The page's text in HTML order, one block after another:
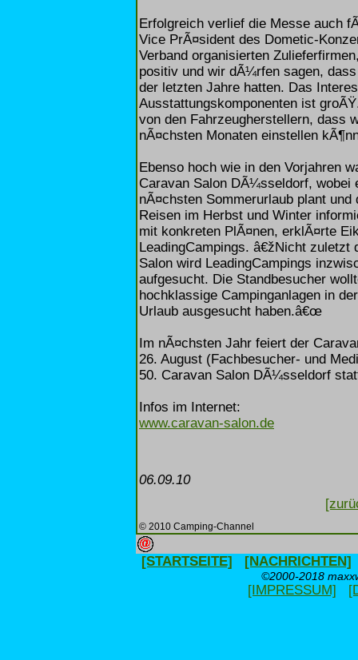
Erfolgreich verlief die Messe auch
Vice PrÃ¤sident des Dometic-
Verband organisierten
positiv und wir dÃ¼rfen sagen,
der letzten Jahre hatten. Das
Ausstattungskomponenten ist
von den Fahrzeugherstellern, dass
nÃ¤chsten Monaten einstellen
Ebenso hoch wie in den Vorjahren
Caravan Salon DÃ¼sseldorf, wobei
nÃ¤chsten Sommerurlaub plant
Reisen im Herbst und Winter
mit konkreten PlÃ¤nen, erklÃ¤rte
LeadingCampings. â€žNicht zuletzt
Salon wird LeadingCampings
aufgesucht. Die Standbesucher
hochklassige Campinganlagen in
Urlaub ausgesucht haben.â€œ
Im nÃ¤chsten Jahr feiert der
26. August (Fachbesucher- und
50. Caravan Salon DÃ¼sseldorf
Infos im Internet:
www.caravan-salon.de
06.09.10
© 2010 Camping-Channel
[STARTSEITE] [NACHRICHTEN]
©2000-2018
[IMPRESSUM]